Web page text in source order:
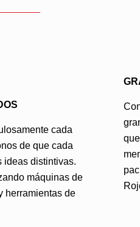
cada
de que cada
ideas distintivas.
máquinas de
herramientas de